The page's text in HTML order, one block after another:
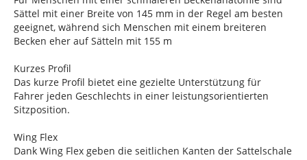
Sättel mit einer Breite von 145 mm in der Regel am besten
geeignet, während sich Menschen mit einem breiteren
Becken eher auf Sätteln mit 155 m
Kurzes Profil
Das kurze Profil bietet eine gezielte Unterstützung für
Fahrer jeden Geschlechts in einer leistungsorientierten
Sitzposition.
Wing Flex
Dank Wing Flex geben die seitlichen Kanten der Sattelschale